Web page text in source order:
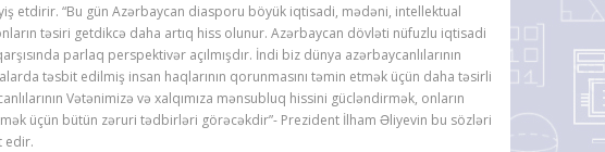
etdirir. “Bu gün Azərbaycan diasporu böyük iqtisadi, mədəni, intellektual
təsiri getdikcə daha artıq hiss olunur. Azərbaycan dövləti nüfuzlu iqtisadi
parlaq perspektivər açılmışdır. İndi biz dünya azərbaycanlılarının
təsbit edilmiş insan haqlarının qorunmasını təmin etmək üçün daha təsirli
Vətənimizə və xalqımıza mənsubluq hissini gücləndirmək, onların
üçün bütün zəruri tədbirləri görəcəkdir”- Prezident İlham Əliyevin bu sözləri
edir.